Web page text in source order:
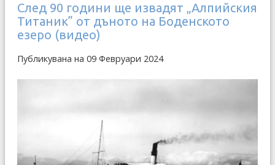
След 90 години ще извадят „Алпийския
Титаник” от дъното на Боденското
езеро (видео)
Публикувана на 09 Февруари 2024